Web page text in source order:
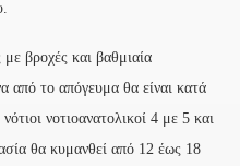
βροχές και βαθμιαία
από το απόγευμα θα είναι κατά
νοτιοανατολικοί 4 με 5 και
θα κυμανθεί από 12 έως 18